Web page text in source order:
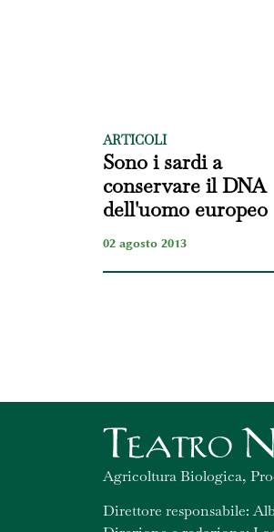
ARTICOLI
Sono i sardi a
conservare il DNA
dell'uomo europeo
02 agosto 2013
Agricoltura Biologica,
Direttore responsabile: